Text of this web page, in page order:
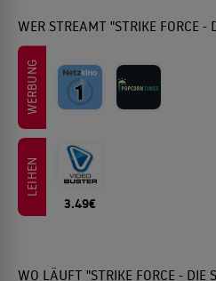
WER STREAMT "STRIKE FORCE -
WERBUNG
LEIHEN
3.49€
WO LÄUFT "STRIKE FORCE - DIE